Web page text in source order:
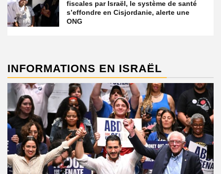
fiscales par Israël, le système de santé
s’effondre en Cisjordanie, alerte une
ONG
INFORMATIONS EN ISRAËL